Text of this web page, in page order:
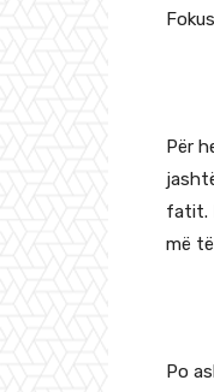
Për
fatit.
më
Po